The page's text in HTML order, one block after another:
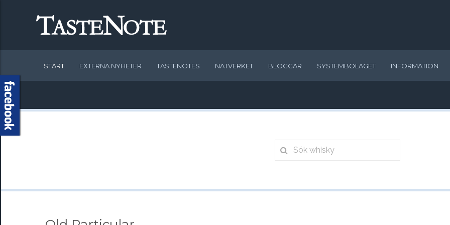
START EXTERNA NYHETER TASTENOTES NÄTVERKET BLOGGAR SYSTEMBOLAGET INFORMATION